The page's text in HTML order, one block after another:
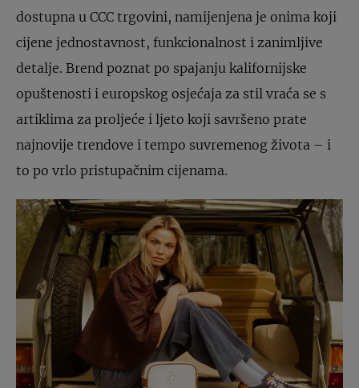
dostupna u CCC trgovini, namijenjena je onima koji
cijene jednostavnost, funkcionalnost i zanimljive
detalje. Brend poznat po spajanju kalifornijske
opuštenosti i europskog osjećaja za stil vraća se s
artiklima za proljeće i ljeto koji savršeno prate
najnovije trendove i tempo suvremenog života – i
to po vrlo pristupačnim cijenama.